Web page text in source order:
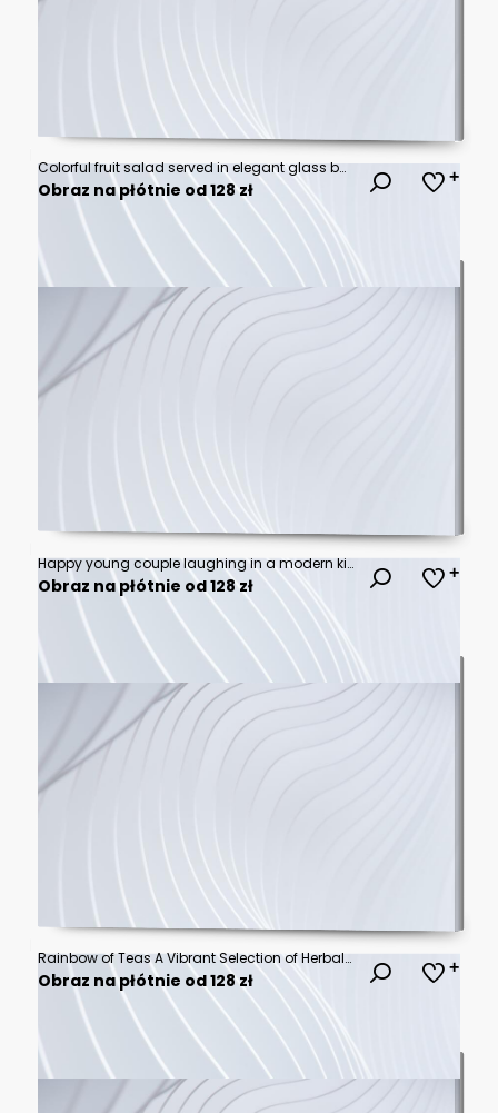
Colorful fruit salad served in elegant glass bowls
Obraz na płótnie od 128 zł
Happy young couple laughing in a modern kitchen. Cheerful man and woman enjoying fresh fruit breakfast together. Relationship and lifestyle concept
Obraz na płótnie od 128 zł
Rainbow of Teas A Vibrant Selection of Herbal Infusions
Obraz na płótnie od 128 zł